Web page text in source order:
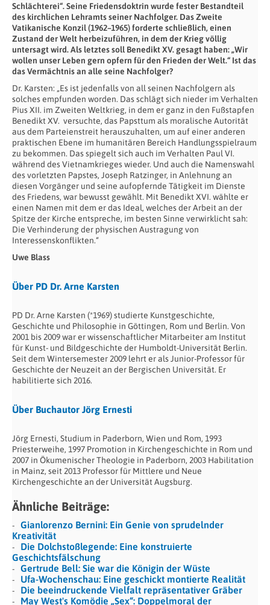
Schlächterei“. Seine Friedensdoktrin wurde fester Bestandteil
des kirchlichen Lehramts seiner Nachfolger. Das Zweite
Vatikanische Konzil (1962–1965) forderte schließlich, einen
Zustand der Welt herbeizuführen, in dem der Krieg völlig
untersagt wird. Als letztes soll Benedikt XV. gesagt haben: „Wir
wollen unser Leben gern opfern für den Frieden der Welt.“ Ist das
das Vermächtnis an alle seine Nachfolger?
Dr. Karsten: „Es ist jedenfalls von all seinen Nachfolgern als
solches empfunden worden. Das schlägt sich nieder im Verhalten
Pius XII. im Zweiten Weltkrieg, in dem er ganz in den Fußstapfen
Benedikt XV. versuchte, das Papsttum als moralische Autorität
aus dem Parteienstreit herauszuhalten, um auf einer anderen
praktischen Ebene im humanitären Bereich Handlungsspielraum
zu bekommen. Das spiegelt sich auch im Verhalten Paul VI.
während des Vietnamkrieges wieder. Und auch die Namenswahl
des vorletzten Papstes, Joseph Ratzinger, in Anlehnung an
diesen Vorgänger und seine aufopfernde Tätigkeit im Dienste
des Friedens, war bewusst gewählt. Mit Benedikt XVI. wählte er
einen Namen mit dem er das Ideal, welches der Arbeit an der
Spitze der Kirche entspreche, im besten Sinne verwirklicht sah:
Die Verhinderung der physischen Austragung von
Interessenskonflikten.“
Uwe Blass
Über PD Dr. Arne Karsten
PD Dr. Arne Karsten (*1969) studierte Kunstgeschichte,
Geschichte und Philosophie in Göttingen, Rom und Berlin. Von
2001 bis 2009 war er wissenschaftlicher Mitarbeiter am Institut
für Kunst- und Bildgeschichte der Humboldt-Universität Berlin.
Seit dem Wintersemester 2009 lehrt er als Junior-Professor für
Geschichte der Neuzeit an der Bergischen Universität. Er
habilitierte sich 2016.
Über Buchautor Jörg Ernesti
Jörg Ernesti, Studium in Paderborn, Wien und Rom, 1993
Priesterweihe, 1997 Promotion in Kirchengeschichte in Rom und
2007 in Ökumenischer Theologie in Paderborn, 2003 Habilitation
in Mainz, seit 2013 Professor für Mittlere und Neue
Kirchengeschichte an der Universität Augsburg.
Ähnliche Beiträge:
Gianlorenzo Bernini: Ein Genie von sprudelnder
Kreativität
Die Dolchstoßlegende: Eine konstruierte
Geschichtsfälschung
Gertrude Bell: Sie war die Königin der Wüste
Ufa-Wochenschau: Eine geschickt montierte Realität
Die beeindruckende Vielfalt repräsentativer Gräber
May West's Komödie „Sex“: Doppelmoral der